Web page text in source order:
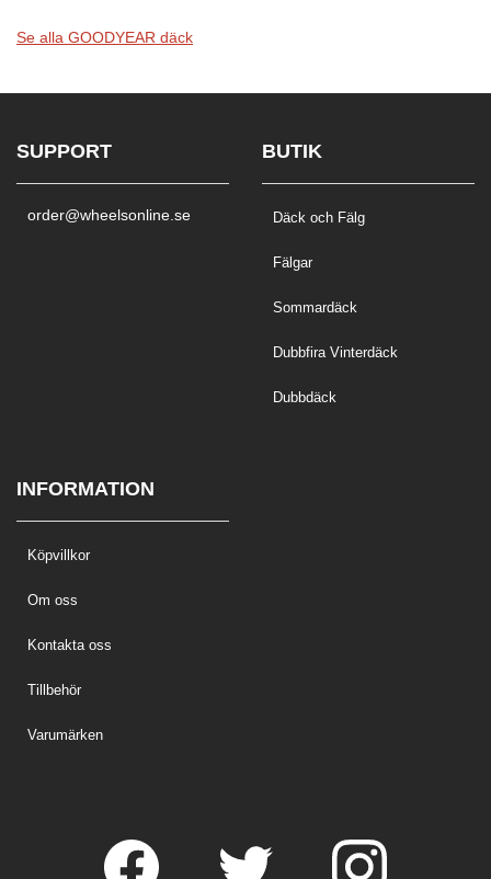
Se alla GOODYEAR däck
SUPPORT
order@wheelsonline.se
BUTIK
Däck och Fälg
Fälgar
Sommardäck
Dubbfira Vinterdäck
Dubbdäck
INFORMATION
Köpvillkor
Om oss
Kontakta oss
Tillbehör
Varumärken